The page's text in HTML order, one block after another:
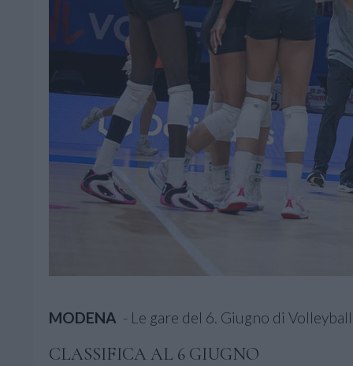
MODENA - Le gare del 6. Giugno di
CLASSIFICA AL 6 GIUGNO